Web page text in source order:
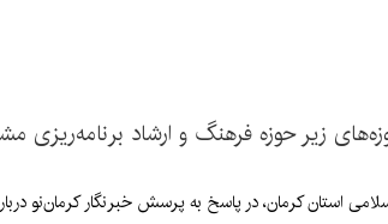
زیر حوزه فرهنگ و ارشاد برنامه‌ریزی
استان کرمان، در پاسخ به پرسش خبرنگار کرمان‌نو